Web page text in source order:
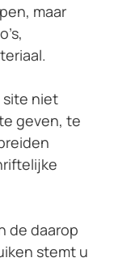
maar
site niet
geven, te
de daarop
stemt u